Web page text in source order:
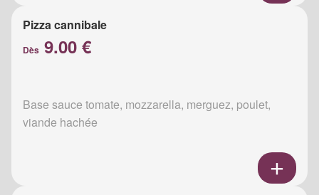
Pizza cannibale
Dès 9.00 €
Base sauce tomate, mozzarella, merguez, poulet,
viande hachée